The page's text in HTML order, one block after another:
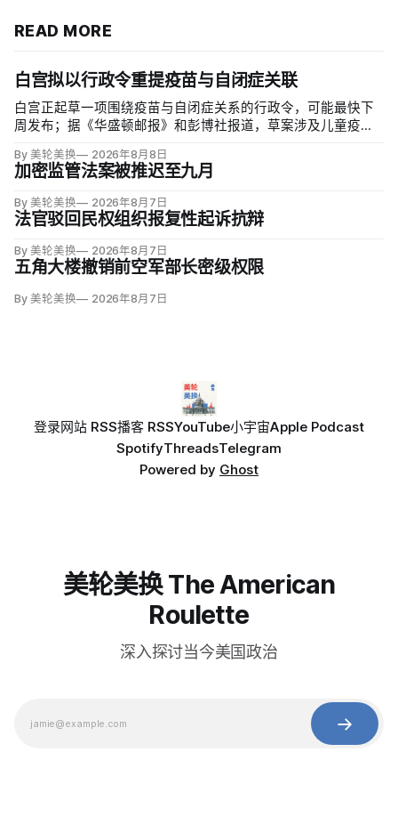
READ MORE
白宫拟以行政令重提疫苗与自闭症关联
白宫正起草一项围绕疫苗与自闭症关系的行政令，可能最快下
周发布；据《华盛顿邮报》和彭博社报道，草案涉及儿童疫苗
项覆盖全球数百万儿童的高质量研究均未发现儿童疫苗导致自
闭症，相关说法源自一项后来撤稿的欺诈性研究，作者也被吊
销执照。
By 美轮美换 2026年8月8日
加密监管法案被推迟至九月
By 美轮美换 2026年8月7日
法官驳回民权组织报复性起诉抗辩
By 美轮美换 2026年8月7日
五角大楼撤销前空军部长密级权限
By 美轮美换 2026年8月7日
登录网站 RSS播客 RSSYouTube小宇宙Apple Podcast
SpotifyThreadsTelegram
Powered by Ghost
美轮美换 The American
Roulette
深入探讨当今美国政治